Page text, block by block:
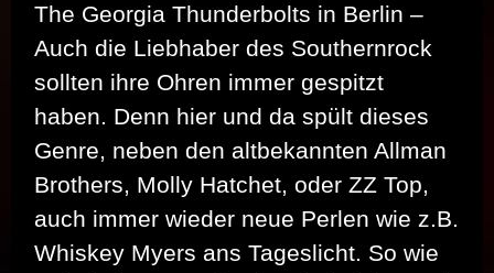
The Georgia Thunderbolts in Berlin –
Auch die Liebhaber des Southernrock
sollten ihre Ohren immer gespitzt
haben. Denn hier und da spült dieses
Genre, neben den altbekannten Allman
Brothers, Molly Hatchet, oder ZZ Top,
auch immer wieder neue Perlen wie z.B.
Whiskey Myers ans Tageslicht. So wie